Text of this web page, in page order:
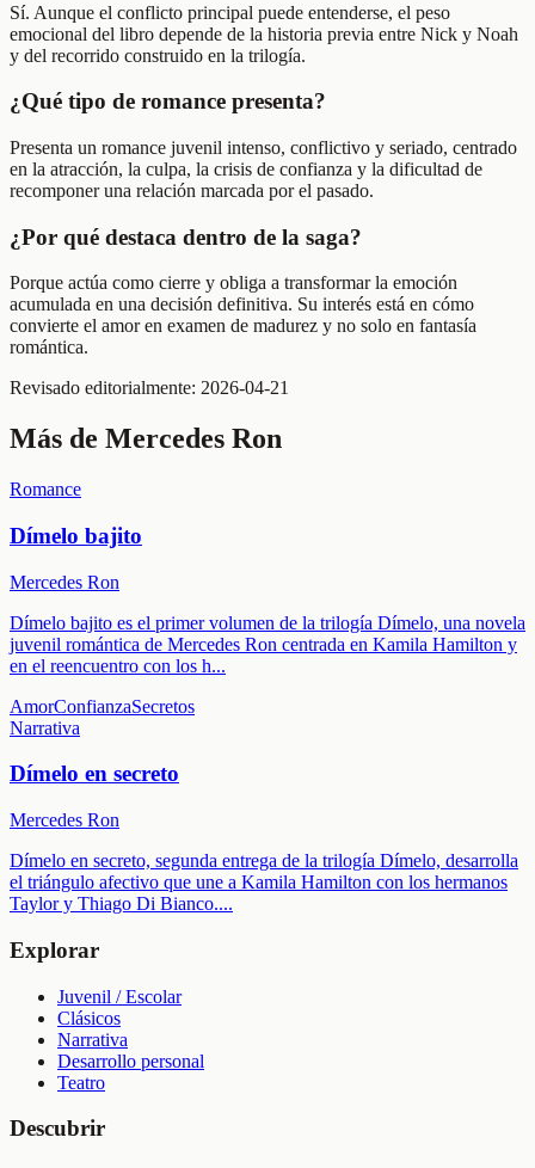
Sí. Aunque el conflicto principal puede entenderse, el peso
emocional del libro depende de la historia previa entre Nick y Noah
y del recorrido construido en la trilogía.
¿Qué tipo de romance presenta?
Presenta un romance juvenil intenso, conflictivo y seriado, centrado
en la atracción, la culpa, la crisis de confianza y la dificultad de
recomponer una relación marcada por el pasado.
¿Por qué destaca dentro de la saga?
Porque actúa como cierre y obliga a transformar la emoción
acumulada en una decisión definitiva. Su interés está en cómo
convierte el amor en examen de madurez y no solo en fantasía
romántica.
Revisado editorialmente: 2026-04-21
Más de Mercedes Ron
Romance
Dímelo bajito
Mercedes Ron
Dímelo bajito es el primer volumen de la trilogía Dímelo, una novela
juvenil romántica de Mercedes Ron centrada en Kamila Hamilton y
en el reencuentro con los h...
AmorConfianzaSecretos
Narrativa
Dímelo en secreto
Mercedes Ron
Dímelo en secreto, segunda entrega de la trilogía Dímelo, desarrolla
el triángulo afectivo que une a Kamila Hamilton con los hermanos
Taylor y Thiago Di Bianco....
Explorar
Juvenil / Escolar
Clásicos
Narrativa
Desarrollo personal
Teatro
Descubrir